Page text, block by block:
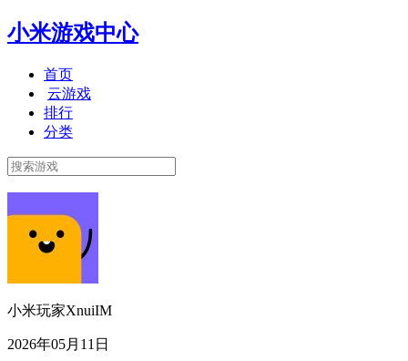
小米游戏中心
首页
云游戏
排行
分类
小米玩家XnuiIM
2026年05月11日